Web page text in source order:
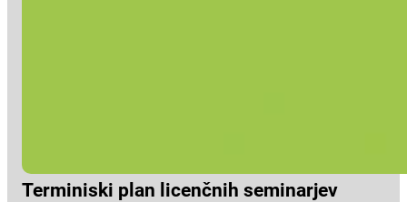
Terminiski plan licenčnih seminarjev